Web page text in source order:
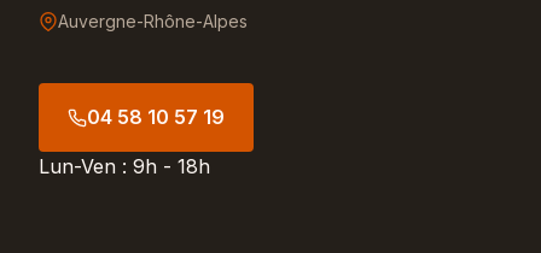
Auvergne-Rhône-Alpes
04 58 10 57 19
Lun-Ven : 9h - 18h